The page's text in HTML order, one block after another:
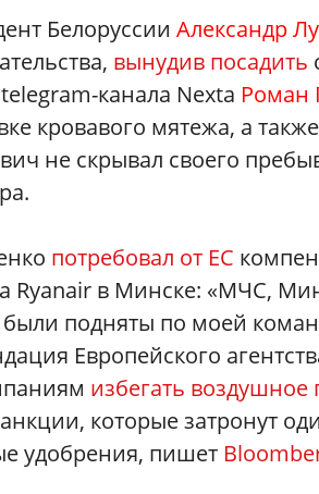
Белоруссии Александр
вынудив посадить
канала Nexta Роман
кровавого мятежа, а
не скрывал своего
потребовал от ЕС
Ryanair в Минске: «МЧС,
подняты по моей
Европейского
избегать воздушное
которые затронут
удобрения, пишет